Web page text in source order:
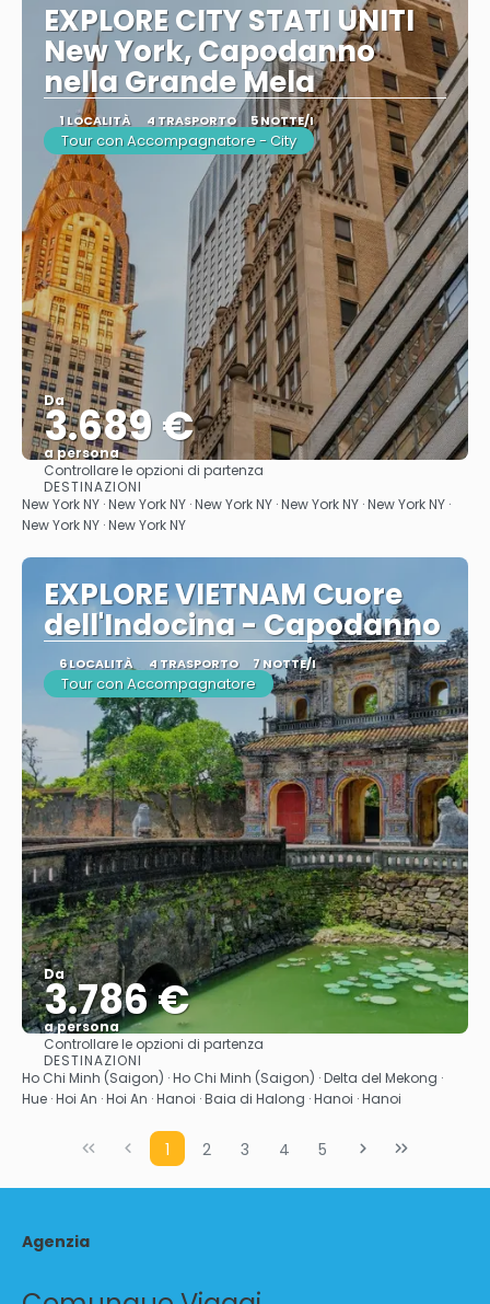
EXPLORE CITY STATI UNITI
New York, Capodanno
nella Grande Mela
1 LOCALITÀ 4 TRASPORTO 5 NOTTE/I
Tour con Accompagnatore - City
Da
3.689 €
a persona
Vedere
Controllare le opzioni di partenza
DESTINAZIONI
New York NY · New York NY · New York NY · New York NY · New York NY ·
New York NY · New York NY
EXPLORE VIETNAM Cuore
dell'Indocina - Capodanno
6 LOCALITÀ 4 TRASPORTO 7 NOTTE/I
Tour con Accompagnatore
Da
3.786 €
a persona
Vedere
Controllare le opzioni di partenza
DESTINAZIONI
Ho Chi Minh (Saigon) · Ho Chi Minh (Saigon) · Delta del Mekong ·
Hue · Hoi An · Hoi An · Hanoi · Baia di Halong · Hanoi · Hanoi
1 2 3 4 5
Agenzia